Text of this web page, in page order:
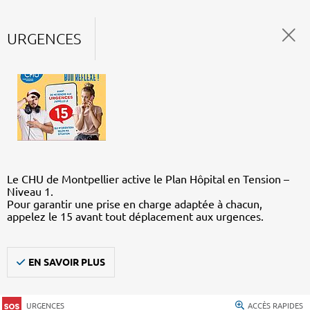
URGENCES
Le CHU de Montpellier active le Plan Hôpital en Tension –
Niveau 1.
Pour garantir une prise en charge adaptée à chacun,
appelez le 15 avant tout déplacement aux urgences.
EN SAVOIR PLUS
URGENCES ACCÈS RAPIDES